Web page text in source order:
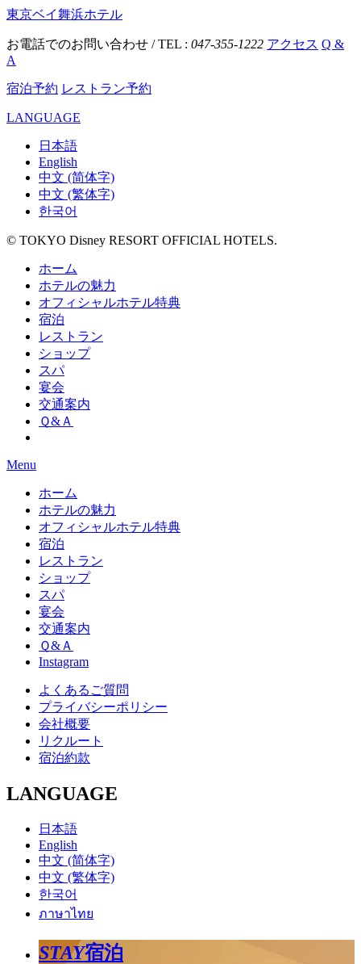
東京ベイ舞浜ホテル
お電話でのお問い合わせ / TEL : 047-355-1222 アクセス Q &
A
宿泊予約 レストラン予約
LANGUAGE
日本語
English
中文 (简体字)
中文 (繁体字)
한국어
© TOKYO Disney RESORT OFFICIAL HOTELS.
ホーム
ホテルの魅力
オフィシャルホテル特典
宿泊
レストラン
ショップ
スパ
宴会
交通案内
Ｑ&Ａ
Menu
ホーム
ホテルの魅力
オフィシャルホテル特典
宿泊
レストラン
ショップ
スパ
宴会
交通案内
Ｑ&Ａ
Instagram
よくあるご質問
プライバシーポリシー
会社概要
リクルート
宿泊約款
LANGUAGE
日本語
English
中文 (简体字)
中文 (繁体字)
한국어
ภาษาไทย
STAY宿泊